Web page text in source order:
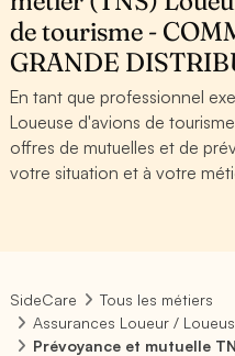
de tourisme -
GRANDE
En tant que professionnel
Loueuse d'avions de
offres de mutuelles et de
votre situation et à votre
SideCare
Tous les métiers
Assurances Loueur /
Prévoyance et mutuelle